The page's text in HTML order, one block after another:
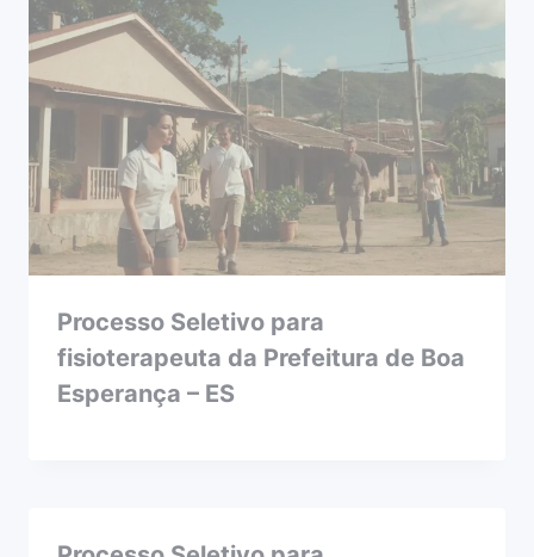
Processo Seletivo para
fisioterapeuta da Prefeitura de Boa
Esperança – ES